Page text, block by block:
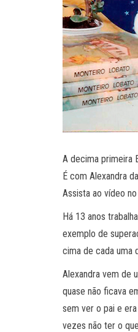
A decima primeira
É com Alexandra
Assista ao vídeo
Há 13 anos
exemplo de
cima de cada uma
Alexandra vem de
quase não ficava
sem ver o pai e
vezes não ter o